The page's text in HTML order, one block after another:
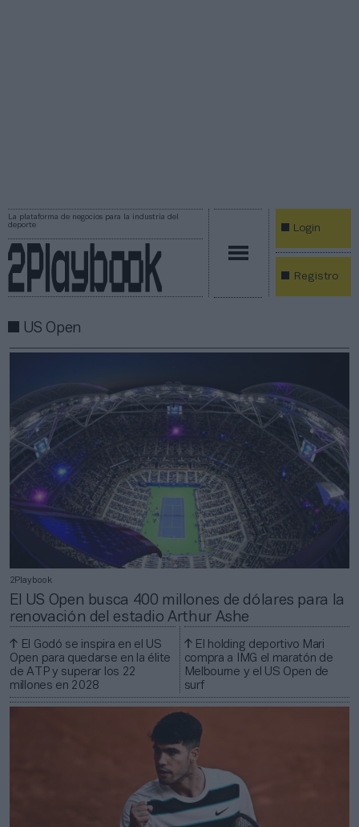
La plataforma de negocios para la industria del
deporte
Login
Registro
US Open
2Playbook
El US Open busca 400 millones de dólares para la
renovación del estadio Arthur Ashe
El Godó se inspira en el US
Open para quedarse en la élite
de ATP y superar los 22
millones en 2028
El holding deportivo Mari
compra a IMG el maratón de
Melbourne y el US Open de
surf